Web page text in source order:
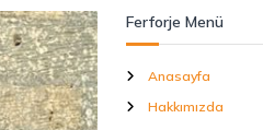
Ferforje Menü
Anasayfa
Hakkımızda